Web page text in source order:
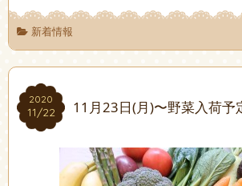
新着情報
2020
11/22
2020
11/22 11月23日(月)〜野菜入荷予